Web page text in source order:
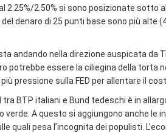
2.50% si sono posizionate sotto
denaro di 25 punti base sono più alte
andando nella direzione auspicata da
potrebbe essere la ciliegina della torta
pressione sulla FED per allentare il
tra BTP italiani e Bund tedeschi è in
verde. A questo si aggiungono anche le
quali pesa l’incognita dei populisti.